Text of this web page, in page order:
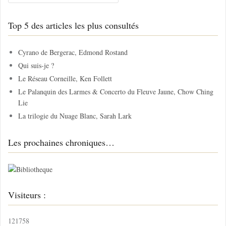
c
e
r
c
r
Top 5 des articles les plus consultés
Cyrano de Bergerac, Edmond Rostand
Qui suis-je ?
Le Réseau Corneille, Ken Follett
Le Palanquin des Larmes & Concerto du Fleuve Jaune, Chow Ching
Lie
La trilogie du Nuage Blanc, Sarah Lark
Les prochaines chroniques…
Visiteurs :
121758